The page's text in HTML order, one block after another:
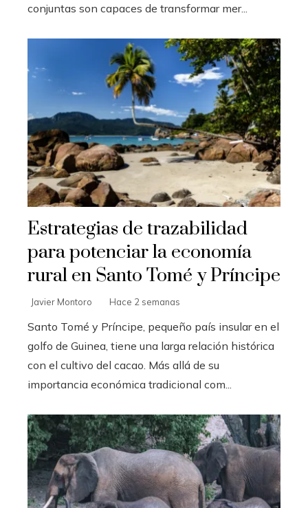
conjuntas son capaces de transformar mer...
Estrategias de trazabilidad
para potenciar la economía
rural en Santo Tomé y Príncipe
Javier Montoro Hace 2 semanas
Santo Tomé y Príncipe, pequeño país insular en el
golfo de Guinea, tiene una larga relación histórica
con el cultivo del cacao. Más allá de su
importancia económica tradicional com...